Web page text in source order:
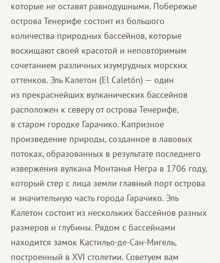
которые не оставят равнодушными. Побережье
острова Тенерифе состоит из большого
количества природных бассейнов, которые
восхищают своей красотой и неповторимым
сочетанием различных изумрудных морских
оттенков. Эль Калетон (El Caletón) — один
из прекраснейших вулканических бассейнов
расположен к северу от острова Тенерифе,
в старом городке Гарачико. Капризное
произведение природы, созданное в лавовых
потоках, образованных в результате последнего
извержения вулкана Монтанья Негра в 1706 году,
который стер с лица земли главный порт острова
и значительную часть города Гарачико. Эль
Калетон состоит из нескольких бассейнов разных
размеров и глубины. Рядом с бассейнами
находится замок Кастильо-де-Сан-Мигель,
построенный в XVI столетии. Советуем вам